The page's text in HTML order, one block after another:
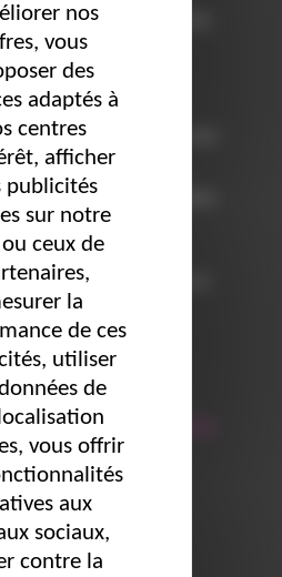
valorisent l’entreprise
son patrimoine
y travaillez.
d’être aligné(e) avec
plus performant au
possède les mêmes
dans l’évaluation et
vos soft skills pour vous
nos publications
sociaux !
nos
vous
des
adaptés à
centres
afficher
publicités
sur notre
ceux de
la
de ces
utiliser
de
vous offrir
aux
sociaux,
contre la